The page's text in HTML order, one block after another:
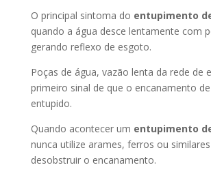
O principal sintoma do entupimento
quando a água desce lentamente com
gerando reflexo de esgoto.
Poças de água, vazão lenta da rede de
primeiro sinal de que o encanamento
entupido.
Quando acontecer um entupimento
nunca utilize arames, ferros ou
desobstruir o encanamento.